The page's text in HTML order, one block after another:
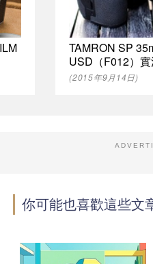
TAMRON SP
USD（F012）實
(2015年9月14日)
你可能也喜歡這些文